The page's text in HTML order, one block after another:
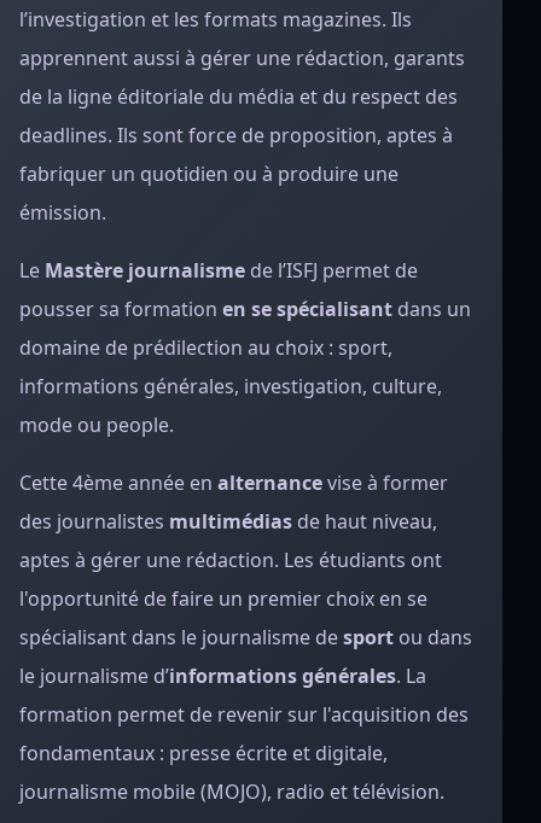
l’investigation et les formats magazines. Ils
apprennent aussi à gérer une rédaction, garants
de la ligne éditoriale du média et du respect des
deadlines. Ils sont force de proposition, aptes à
fabriquer un quotidien ou à produire une
émission.
Le Mastère journalisme de l’ISFJ permet de
pousser sa formation en se spécialisant dans un
domaine de prédilection au choix : sport,
informations générales, investigation, culture,
mode ou people.
Cette 4ème année en alternancevise à former
des journalistes multimédias de haut niveau,
aptes à gérer une rédaction. Les étudiants ont
l'opportunité de faire un premier choix en se
spécialisant dans le journalisme desport ou dans
le journalisme d’informations générales. La
formation permet de revenir sur l'acquisition des
fondamentaux : presse écrite et digitale,
journalisme mobile (MOJO), radio et télévision.